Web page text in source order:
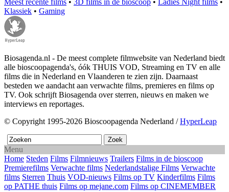
Klassiek • Gaming
Biosagenda.nl - De meest complete filmwebsite van Nederland biedt
alle bioscoopagenda's, óók THUIS VOD, Streaming en TV en alle
films die in Nederland en Vlaanderen te zien zijn. Daarnaast
besteden we aandacht aan verwachte films, premieres en films op
TV. Ook schrijft Biosagenda over sterren, nieuws en maken we
interviews en reportages.
© Copyright 1995-2026 Bioscoopagenda Nederland /HyperLeap
Menu
Home Steden Films Filmnieuws Trailers Films in de bioscoop
Premierefilms Verwachte films Nederlandstalige Films Verwachte
films Sterren Thuis VOD-nieuws Films op TV Kinderfilms Films
op PATHE thuis Films op mejane.com Films op CINEMEMBER